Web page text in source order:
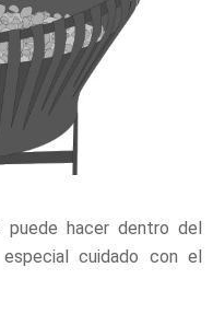
puede hacer dentro del
cuidado con el